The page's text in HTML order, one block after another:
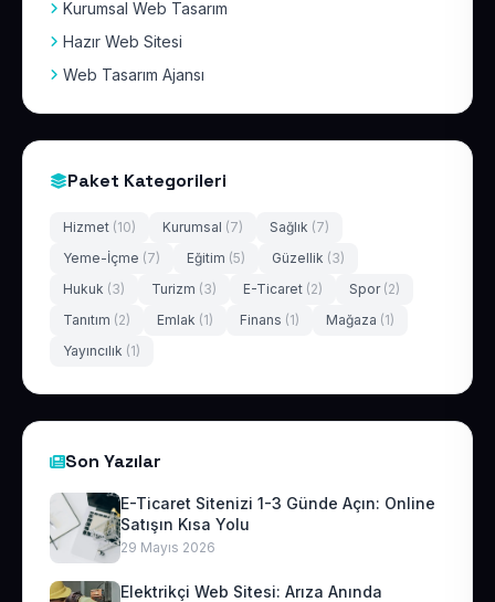
Kurumsal Web Tasarım
Hazır Web Sitesi
Web Tasarım Ajansı
Paket Kategorileri
Hizmet (10) Kurumsal (7) Sağlık (7)
Yeme-İçme (7) Eğitim (5) Güzellik (3)
Hukuk (3) Turizm (3) E-Ticaret (2) Spor (2)
Tanıtım (2) Emlak (1) Finans (1) Mağaza (1)
Yayıncılık (1)
Son Yazılar
E-Ticaret Sitenizi 1-3 Günde Açın: Online
Satışın Kısa Yolu
29 Mayıs 2026
Elektrikçi Web Sitesi: Arıza Anında